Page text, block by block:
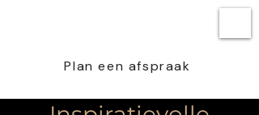
Plan een afspraak